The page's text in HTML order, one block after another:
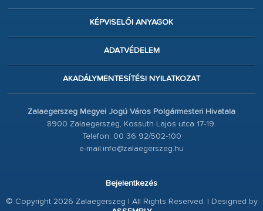
KÉPVISELŐI ANYAGOK
ADATVÉDELEM
AKADÁLYMENTESÍTÉSI NYILATKOZAT
Zalaegerszeg Megyei Jogú Város Polgármesteri Hivatala
8900 Zalaegerszeg, Kossuth Lajos utca 17-19.
Telefon: 00 36 92/502-100
e-mail:info@zalaegerszeg.hu
Bejelentkezés
© Copyright 2026 Zalaegerszeg | All Rights Reserved. | Designed by